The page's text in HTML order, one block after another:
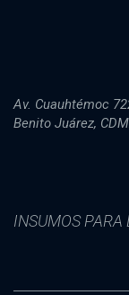
Av. Cuauhtémoc
Benito Juárez,
INSUMOS PARA